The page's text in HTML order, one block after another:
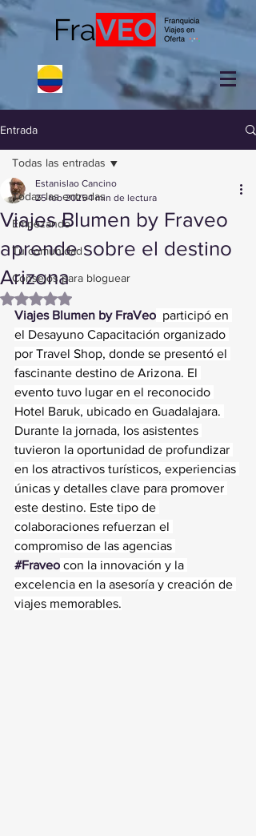
Entrada
Todas las entradas
Empezando
Tu comunidad
Consejos para bloguear
Todas las entradas
Viajes Blumen by Fraveo
aprende sobre el destino
Arizona
Estanislao Cancino
25 feb 2025 1 min de lectura
Obtuvo NaN de 5 estrellas.
Viajes Blumen by FraVeo participó en
el Desayuno Capacitación organizado
por Travel Shop, donde se presentó el
fascinante destino de Arizona. El
evento tuvo lugar en el reconocido
Hotel Baruk, ubicado en Guadalajara.
Durante la jornada, los asistentes
tuvieron la oportunidad de profundizar
en los atractivos turísticos, experiencias
únicas y detalles clave para promover
este destino. Este tipo de
colaboraciones refuerzan el
compromiso de las agencias
#Fraveo con la innovación y la
excelencia en la asesoría y creación de
viajes memorables.